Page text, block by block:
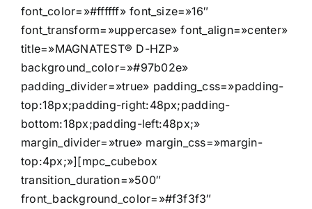
font_color=»#ffffff» font_size=»16″
font_transform=»uppercase» font_align=»center»
title=»MAGNATEST® D-HZP»
background_color=»#97b02e»
padding_divider=»true» padding_css=»padding-
top:18px;padding-right:48px;padding-
bottom:18px;padding-left:48px;»
margin_divider=»true» margin_css=»margin-
top:4px;»][mpc_cubebox
transition_duration=»500″
front_background_color=»#f3f3f3″